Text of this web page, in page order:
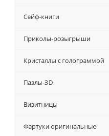
Сейф-книги
Приколы-розыгрыши
Кристаллы с голограммой
Пазлы-ЗD
Визитницы
Фартуки оригинальные